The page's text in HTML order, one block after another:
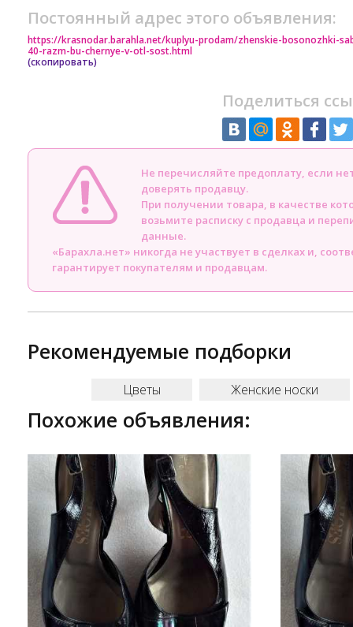
Постоянный адрес этого объявления:
https://krasnodar.barahla.net/kuplyu-prodam/zhenskie-bosonozhki-
40-razm-bu-chernye-v-otl-sost.html
(скопировать)
Поделиться
Не перечисляйте предоплату, если
доверять продавцу.
При получении товара, в качестве
возьмите расписку с продавца и
данные.
«Барахла.нет» никогда не участвует в сделках и,
гарантирует покупателям и продавцам.
Рекомендуемые подборки
Цветы Женские носки
Похожие объявления: